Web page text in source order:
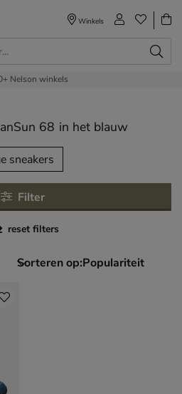
Winkels
volgende dag in huis
verzending en retour
nu,betaal later
Nelson winkels
68 in het blauw
sneakers
Filter
reset filters
Sorteren op: